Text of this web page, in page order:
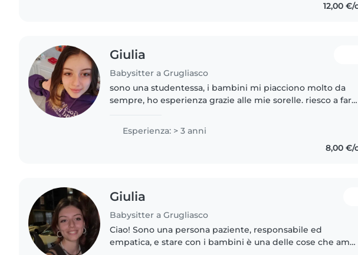
12,00 €/
Giulia
Babysitter a Grugliasco
sono una studentessa, i bambini mi piacciono molto da
sempre, ho esperienza grazie alle mie sorelle. riesco a fare
sempre nuovi,..
Esperienza: > 3 anni
8,00 €/
Giulia
Babysitter a Grugliasco
Ciao! Sono una persona paziente, responsabile ed
empatica, e stare con i bambini è una delle cose che amo